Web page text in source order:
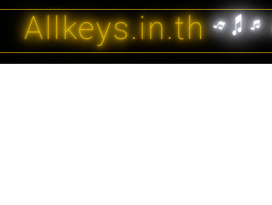
Allkeys.in.th